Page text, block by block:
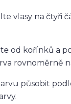
vlasy na čtyři
od kořínků a
rovnoměrně
působit